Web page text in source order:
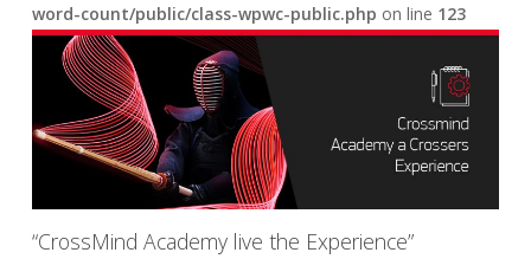
word-count/public/class-wpwc-public.php on line 123
“CrossMind Academy live the Experience”